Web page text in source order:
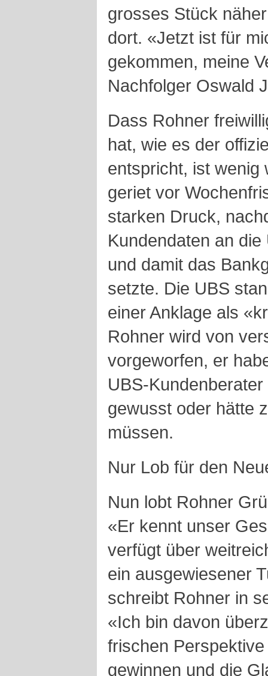
grosses Stück
dort. «Jetzt ist für
gekommen, meine
Nachfolger Oswald
Dass Rohner
hat, wie es der
entspricht, ist wenig
geriet vor
starken Druck,
Kundendaten an
und damit das
setzte. Die UBS
einer Anklage als
Rohner wird von
vorgeworfen, er
UBS-
gewusst oder hätte
müssen.
Nur Lob für den
Nun lobt Rohner
«Er kennt unser
verfügt über
ein ausgewiesener
schreibt Rohner in
«Ich bin davon
frischen
gewinnen und die